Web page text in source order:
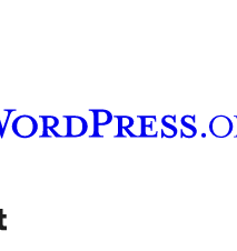
kanaal
onze Tumblr account